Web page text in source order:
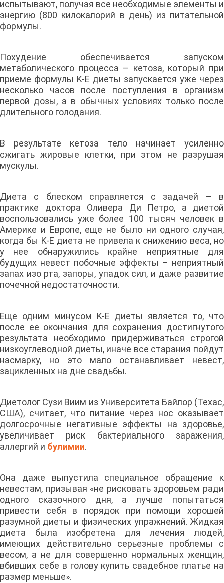
испытывают, получая все необходимые элементы и
энергию (800 килокалорий в день) из питательной
формулы.
Похудение обеспечивается запуском
метаболического процесса – кетоза, который при
приеме формулы K-E диеты запускается уже через
несколько часов после поступления в организм
первой дозы, а в обычных условиях только после
длительного голодания.
В результате кетоза тело начинает усиленно
сжигать жировые клетки, при этом не разрушая
мускулы.
Диета с блеском справляется с задачей – в
практике доктора Оливера Ди Петро, а диетой
воспользовались уже более 100 тысяч человек в
Америке и Европе, еще не было ни одного случая,
когда бы K-E диета не привела к снижению веса, но
у нее обнаружились крайне неприятные для
будущих невест побочные эффекты – неприятный
запах изо рта, запоры, упадок сил, и даже развитие
почечной недостаточности.
Еще одним минусом K-E диеты является то, что
после ее окончания для сохранения достигнутого
результата необходимо придерживаться строгой
низкоуглеводной диеты, иначе все старания пойдут
насмарку, но это мало останавливает невест,
зацикленных на дне свадьбы.
Диетолог Сузи Виим из Университета Байлор (Техас,
США), считает, что питание через нос оказывает
долгосрочные негативные эффекты на здоровье,
увеличивает риск бактериального заражения,
аллергий и булимии.
Она даже выпустила специальное обращение к
невестам, призывая «не рисковать здоровьем ради
одного сказочного дня, а лучше попытаться
привести себя в порядок при помощи хорошей
разумной диеты и физических упражнений. Жидкая
диета была изобретена для лечения людей,
имеющих действительно серьезные проблемы с
весом, а не для совершенно нормальных женщин,
вбивших себе в голову купить свадебное платье на
размер меньше».